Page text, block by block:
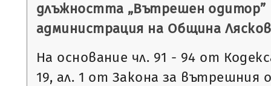
длъжността „Вътрешен одитор”
администрация на Община
На основание чл. 91 - 94 от
19, ал. 1 от Закона за вътрешния